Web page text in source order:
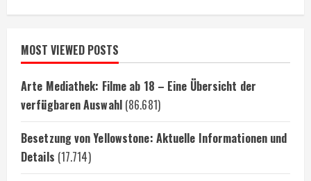
MOST VIEWED POSTS
Arte Mediathek: Filme ab 18 – Eine Übersicht der
verfügbaren Auswahl (86.681)
Besetzung von Yellowstone: Aktuelle Informationen und
Details (17.714)